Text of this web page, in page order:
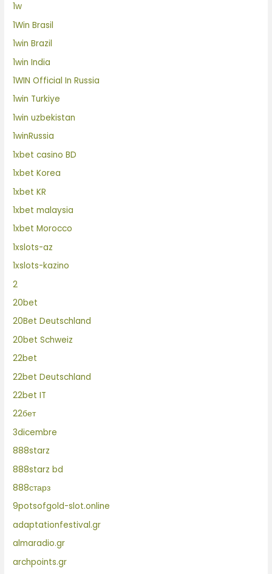
1w
1Win Brasil
1win Brazil
1win India
1WIN Official In Russia
1win Turkiye
1win uzbekistan
1winRussia
1xbet casino BD
1xbet Korea
1xbet KR
1xbet malaysia
1xbet Morocco
1xslots-az
1xslots-kazino
2
20bet
20Bet Deutschland
20bet Schweiz
22bet
22bet Deutschland
22bet IT
22бет
3dicembre
888starz
888starz bd
888старз
9potsofgold-slot.online
adaptationfestival.gr
almaradio.gr
archpoints.gr